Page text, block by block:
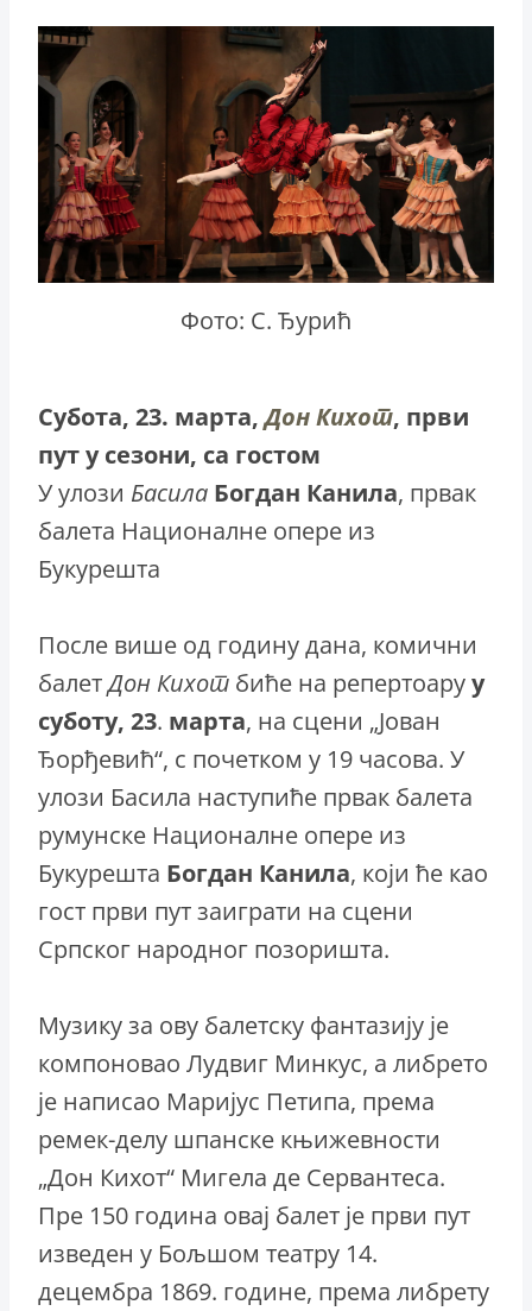
Фото: С. Ђурић
Субота, 23. марта,Дон Кихот, први
пут у сезони, са гостом
У улози Басила Богдан Канила, првак
балета Националне опере из
Букурешта
После више од годину дана, комични
балетДон Кихот биће на репертоаруу
суботу, 23. марта, на сцени „Јован
Ђорђевић“, с почетком у 19 часова. У
улози Басила наступиће првак балета
румунске Националне опере из
Букурешта Богдан Канила, који ће као
гост први пут заиграти на сцени
Српског народног позоришта.
Музику за ову балетску фантазију је
компоновао Лудвиг Минкус, а либрето
је написао Маријус Петипа, према
ремек-делу шпанске књижевности
„Дон Кихот“ Мигела де Сервантеса.
Пре 150 година овај балет је први пут
изведен у Бољшом театру 14.
децембра 1869. године, према либрету